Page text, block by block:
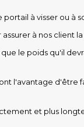
à visser ou à
à nos client
le poids qu'il
l'avantage d'être
et plus